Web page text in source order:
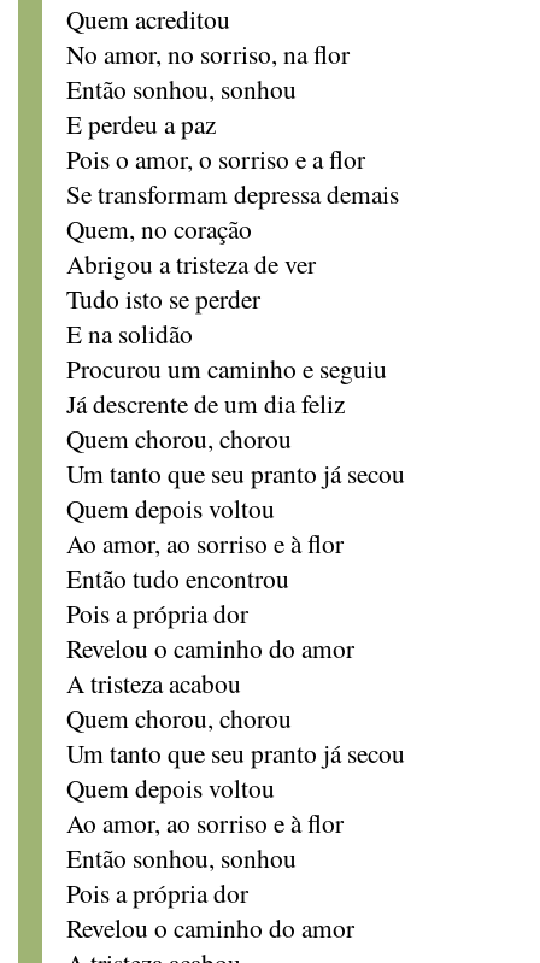
Quem acreditou
No amor, no sorriso, na flor
Então sonhou, sonhou
E perdeu a paz
Pois o amor, o sorriso e a flor
Se transformam depressa demais
Quem, no coração
Abrigou a tristeza de ver
Tudo isto se perder
E na solidão
Procurou um caminho e seguiu
Já descrente de um dia feliz
Quem chorou, chorou
Um tanto que seu pranto já secou
Quem depois voltou
Ao amor, ao sorriso e à flor
Então tudo encontrou
Pois a própria dor
Revelou o caminho do amor
A tristeza acabou
Quem chorou, chorou
Um tanto que seu pranto já secou
Quem depois voltou
Ao amor, ao sorriso e à flor
Então sonhou, sonhou
Pois a própria dor
Revelou o caminho do amor